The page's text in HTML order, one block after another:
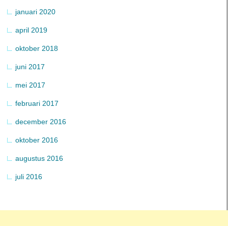
januari 2020
april 2019
oktober 2018
juni 2017
mei 2017
februari 2017
december 2016
oktober 2016
augustus 2016
juli 2016